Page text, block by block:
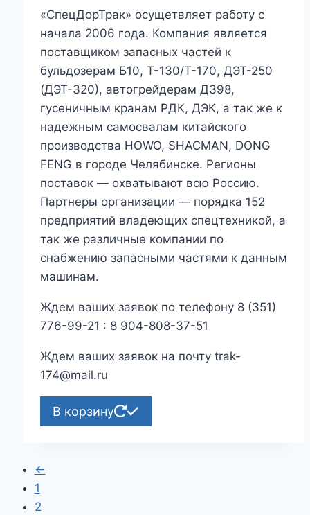
«СпецДорТрак» осущетвляет работу с
начала 2006 года. Компания является
поставщиком запасных частей к
бульдозерам Б10, Т-130/Т-170, ДЭТ-250
(ДЭТ-320), автогрейдерам ДЗ98,
гусеничным кранам РДК, ДЭК, а так же к
надежным самосвалам китайского
производства HOWO, SHACMAN, DONG
FENG в городе Челябинске. Регионы
поставок — охватывают всю Россию.
Партнеры организации — порядка 152
предприятий владеющих спецтехникой, а
так же различные компании по
снабжению запасными частями к данным
машинам.
Ждем ваших заявок по телефону 8 (351)
776-99-21 : 8 904-808-37-51
Ждем ваших заявок на почту trak-
174@mail.ru
В корзину
←
1
2